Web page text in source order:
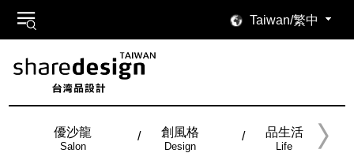
Taiwan/繁中
優沙龍
Salon
創風格
Design
品生活
Life